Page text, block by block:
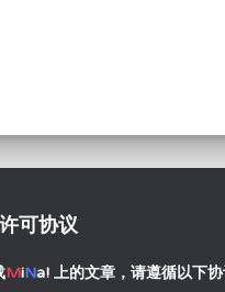
可协议
MiNa! 上的文章，请遵循以下协